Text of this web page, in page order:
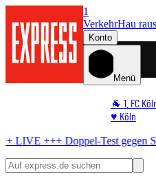
1
VerkehrHau raus
Konto
Menü
🐐 1. FC
♥️ Köln
🏆 Sport
Test gegen San Sebastián